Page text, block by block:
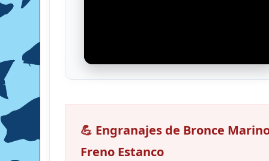
💪 Engranajes de Bronce
Freno Estanco